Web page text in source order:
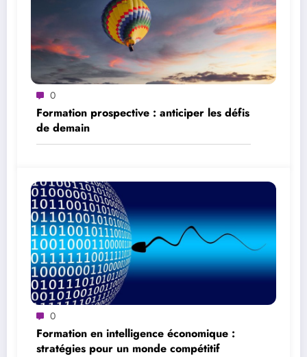
0
Formation prospective : anticiper les défis
de demain
0
Formation en intelligence économique :
stratégies pour un monde compétitif